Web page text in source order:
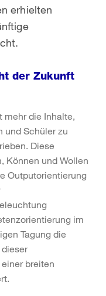
erhielten
der Zukunft
die Inhalte,
und Schüler zu
Diese
Können und Wollen
Outputorientierung
im
Tagung die
breiten